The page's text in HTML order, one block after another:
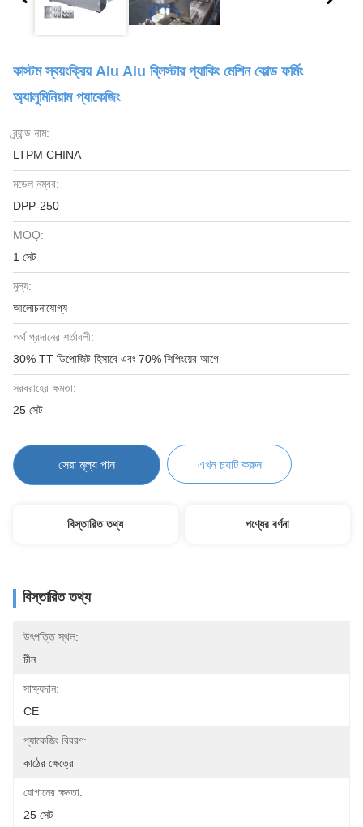
কাস্টম স্বয়ংক্রিয় Alu Alu ব্লিস্টার প্যাকিং মেশিন কোল্ড ফর্মিং
অ্যালুমিনিয়াম প্যাকেজিং
ব্র্যান্ড নাম:
LTPM CHINA
মডেল নম্বর:
DPP-250
MOQ:
1 সেট
মূল্য:
আলোচনাযোগ্য
অর্থ প্রদানের শর্তাবলী:
30% TT ডিপোজিট হিসাবে এবং 70% শিপিংয়ের আগে
সরবরাহের ক্ষমতা:
25 সেট
সেরা মূল্য পান এখন চ্যাট করুন
বিস্তারিত তথ্য পণ্যের বর্ণনা
বিস্তারিত তথ্য
উৎপত্তি স্থল:
চীন
সাক্ষ্যদান:
CE
প্যাকেজিং বিবরণ:
কাঠের ক্ষেত্রে
যোগানের ক্ষমতা:
25 সেট